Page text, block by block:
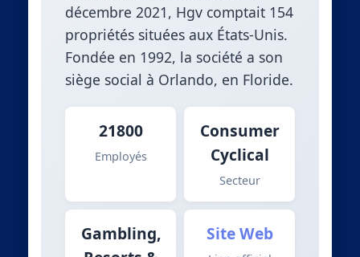
décembre 2021, Hgv comptait 154
propriétés situées aux États-Unis.
Fondée en 1992, la société a son
siège social à Orlando, en Floride.
21800
Employés
Consumer
Cyclical
Secteur
Gambling,
Site Web